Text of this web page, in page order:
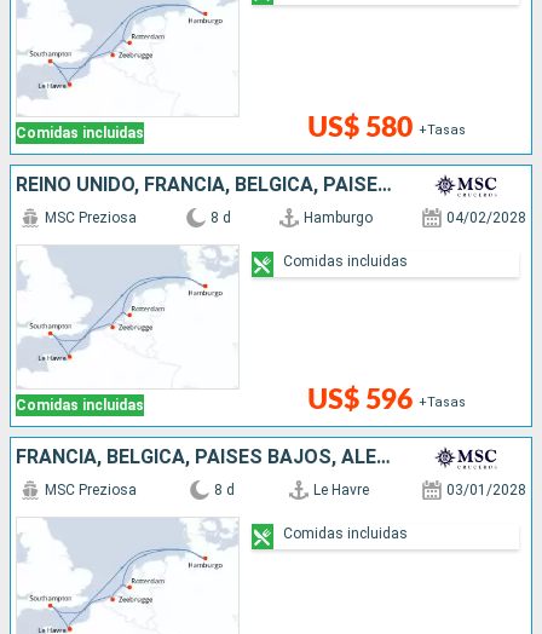
Comidas incluidas US$ 580 +Tasas
REINO UNIDO, FRANCIA, BÉLGICA, PAISES BAJOS, ALEMANIA
Comidas incluidas
MSC Preziosa 8 d Hamburgo 04/02/2028
US$ 596 +Tasas
Comidas incluidas
FRANCIA, BÉLGICA, PAISES BAJOS, ALEMANIA, REINO UNIDO
MSC Preziosa 8 d Le Havre 03/01/2028
Comidas incluidas